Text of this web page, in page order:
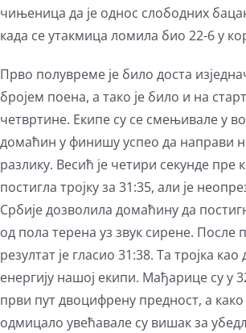
чињеница да је однос слободних
када се утакмица ломила био 22-6 у
Прво полувреме је било доста
бројем поена, а тако је било и на
четвртине. Екипе су се смењивале у
домаћин у финишу успео да направи
разлику. Весић је четири секунде пре
постигла тројку за 31:35, али је
Србије дозволила домаћину да
од пола терена уз звук сирене. После
резултат је гласио 31:38. Та тројка као
енергију нашој екипи. Мађарице су у
први пут двоцифрену предност, а како
одмицало увећавале су вишак за